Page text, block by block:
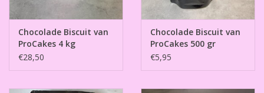
Chocolade Biscuit van
ProCakes 4 kg
€28,50
Chocolade Biscuit van
ProCakes 500 gr
€5,95